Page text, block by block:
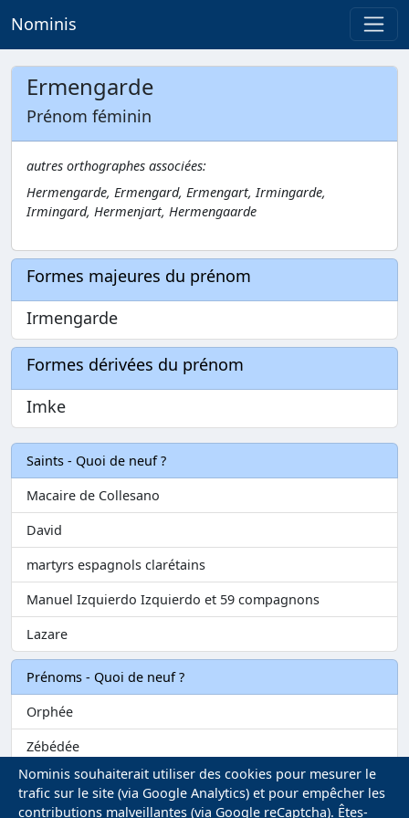
Nominis
Ermengarde
Prénom féminin
autres orthographes associées:
Hermengarde, Ermengard, Ermengart, Irmingarde,
Irmingard, Hermenjart, Hermengaarde
Formes majeures du prénom
Irmengarde
Formes dérivées du prénom
Imke
Saints - Quoi de neuf ?
Macaire de Collesano
David
martyrs espagnols clarétains
Manuel Izquierdo Izquierdo et 59 compagnons
Lazare
Prénoms - Quoi de neuf ?
Orphée
Zébédée
Melvil
Nominis souhaiterait utiliser des cookies pour mesurer le
trafic sur le site (via Google Analytics) et pour empêcher les
contributions malveillantes (via Google reCaptcha). Êtes-